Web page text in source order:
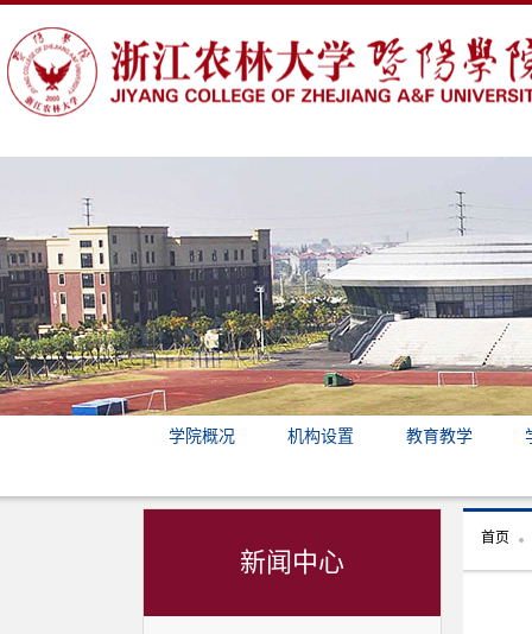
学院概况 机构设置 教育教学
新闻中心
首页